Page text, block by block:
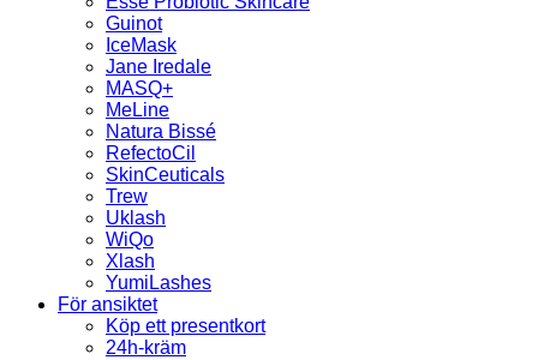
Guinot
IceMask
Jane Iredale
MASQ+
MeLine
Natura Bissé
RefectoCil
SkinCeuticals
Trew
Uklash
WiQo
Xlash
YumiLashes
För ansiktet
Köp ett presentkort
24h-kräm